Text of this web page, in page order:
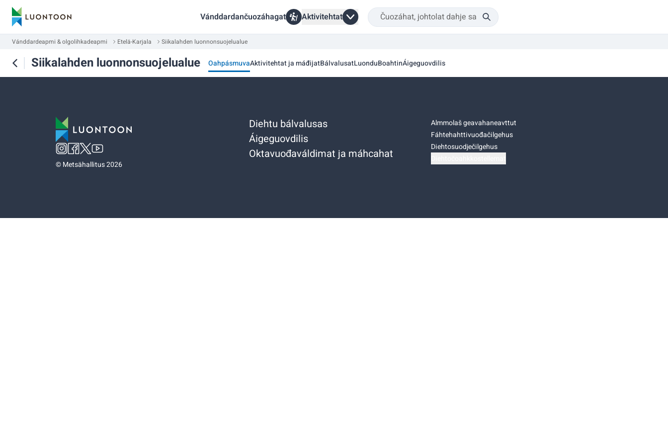
Vánddardančuozáhagat Aktivitehtat
Vánddardeapmi & olgolihkadeapmi Etelä-Karjala Siikalahden luonnonsuojelualue
Siikalahden luonnonsuojelualue OahpásmuvaAktivitehtat ja máđijatBálvalusatLuonduBoahtinÁigeguovdilis
©Metsähallitus 2026
Diehtu bálvalusas
Áigeguovdilis
Oktavuođaváldimat ja máhcahat
Almmolaš geavahaneavttut
Fáhtehahttivuođačilgehus
Diehtosuodječilgehus